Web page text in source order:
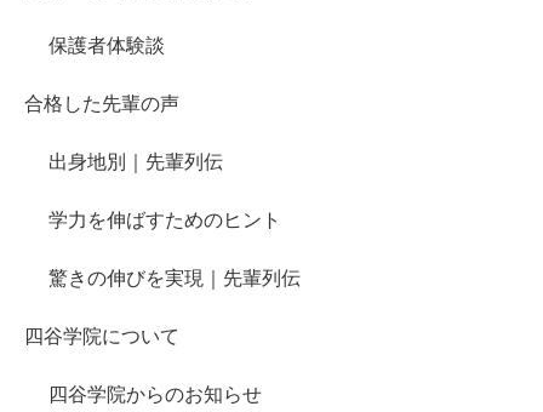
保護者体験談
合格した先輩の声
出身地別｜先輩列伝
学力を伸ばすためのヒント
驚きの伸びを実現｜先輩列伝
四谷学院について
四谷学院からのお知らせ